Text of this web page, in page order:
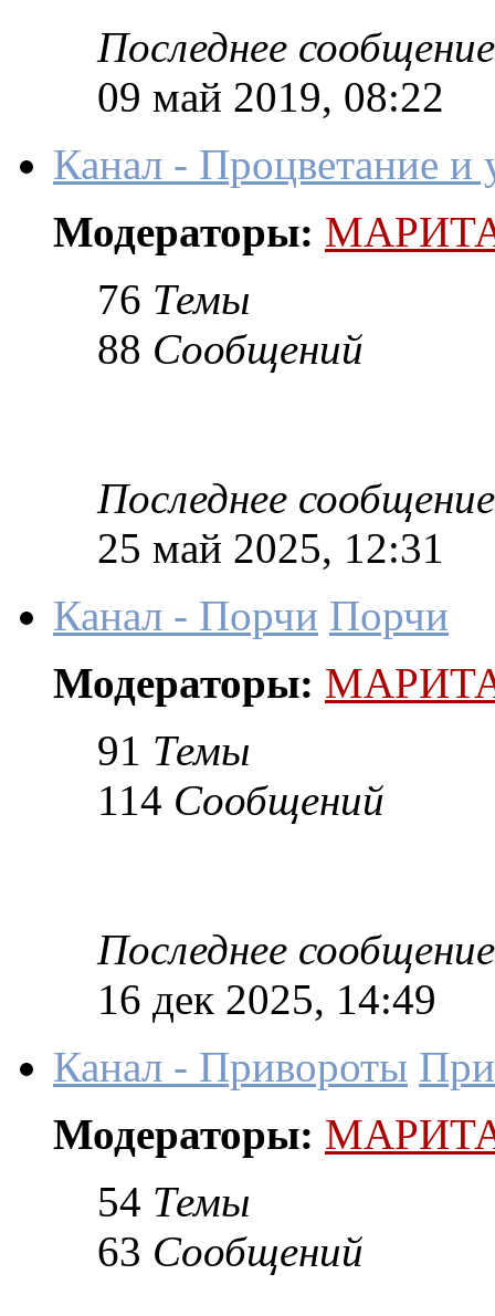
Последнее сообщение
09 май 2019, 08:22
Канал - Процветание и
Модераторы:
76 Темы
88 Сообщений
Последнее сообщение
25 май 2025, 12:31
Канал - Порчи Порчи
Модераторы:
91 Темы
114 Сообщений
Последнее сообщение
16 дек 2025, 14:49
Канал - Привороты
Модераторы:
54 Темы
63 Сообщений